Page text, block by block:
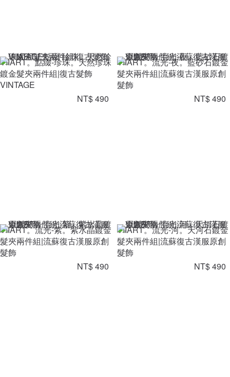
VIIART。點綴-珍珠。天然珍珠
鍍金髮夾兩件組|復古髮飾
VINTAGE
NT$ 490
VIIART。流光-夜。藍砂石鍍金
髮夾兩件組|流蘇復古漢服原創
髮飾
NT$ 490
VIIART。流光-紫。紫水晶鍍金
髮夾兩件組|流蘇復古漢服原創
髮飾
NT$ 490
VIIART。流光-河。天河石鍍金
髮夾兩件組|流蘇復古漢服原創
髮飾
NT$ 490